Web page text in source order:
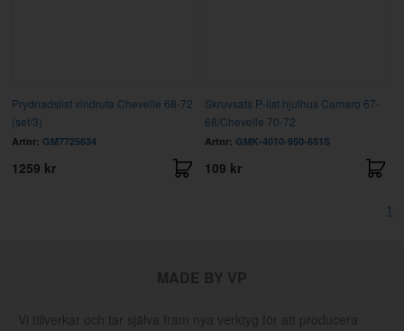
Prydnadslist vindruta Chevelle 68-72
(set/3)
Artnr: GM7725634
1259 kr
Skruvsats P-list hjulhus Camaro 67-
68/Chevelle 70-72
Artnr: GMK-4010-950-651S
109 kr
1